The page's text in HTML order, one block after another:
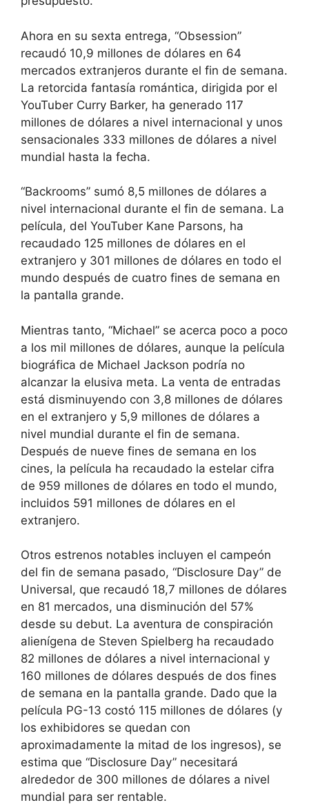
Ahora en su sexta entrega, “Obsession”
recaudó 10,9 millones de dólares en 64
mercados extranjeros durante el fin de semana.
La retorcida fantasía romántica, dirigida por el
YouTuber Curry Barker, ha generado 117
millones de dólares a nivel internacional y unos
sensacionales 333 millones de dólares a nivel
mundial hasta la fecha.
“Backrooms” sumó 8,5 millones de dólares a
nivel internacional durante el fin de semana. La
película, del YouTuber Kane Parsons, ha
recaudado 125 millones de dólares en el
extranjero y 301 millones de dólares en todo el
mundo después de cuatro fines de semana en
la pantalla grande.
Mientras tanto, “Michael” se acerca poco a poco
a los mil millones de dólares, aunque la película
biográfica de Michael Jackson podría no
alcanzar la elusiva meta. La venta de entradas
está disminuyendo con 3,8 millones de dólares
en el extranjero y 5,9 millones de dólares a
nivel mundial durante el fin de semana.
Después de nueve fines de semana en los
cines, la película ha recaudado la estelar cifra
de 959 millones de dólares en todo el mundo,
incluidos 591 millones de dólares en el
extranjero.
Otros estrenos notables incluyen el campeón
del fin de semana pasado, “Disclosure Day” de
Universal, que recaudó 18,7 millones de dólares
en 81 mercados, una disminución del 57%
desde su debut. La aventura de conspiración
alienígena de Steven Spielberg ha recaudado
82 millones de dólares a nivel internacional y
160 millones de dólares después de dos fines
de semana en la pantalla grande. Dado que la
película PG-13 costó 115 millones de dólares (y
los exhibidores se quedan con
aproximadamente la mitad de los ingresos), se
estima que “Disclosure Day” necesitará
alrededor de 300 millones de dólares a nivel
mundial para ser rentable.